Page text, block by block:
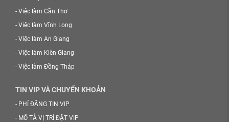
- Việc làm Cần Thơ
- Việc làm Vĩnh Long
- Việc làm An Giang
- Việc làm Kiên Giang
- Việc làm Đồng Tháp
TIN VIP VÀ CHUYỂN KHOẢN
- PHÍ ĐĂNG TIN VIP
- MÔ TẢ VỊ TRÍ ĐẶT VIP